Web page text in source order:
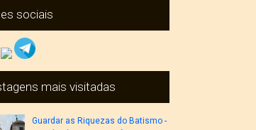
sociais
mais visitadas
Guardar as Riquezas do Batismo -